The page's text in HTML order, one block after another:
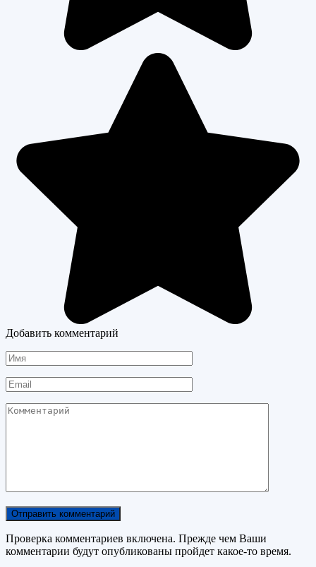
Добавить комментарий
Имя
Email
Комментарий
Проверка комментариев включена. Прежде чем Ваши
комментарии будут опубликованы пройдет какое-то время.